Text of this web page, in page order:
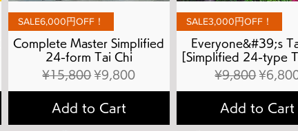
Quick View
SALE6,000円OFF！
Complete Master Simplified
24-form Tai Chi
Regular Price
¥15,800 Sale Price
¥9,800
Add to Cart
Quick View
SALE3,000円OFF！
Everyone&#39;s
[Simplified 24-type
Regular Price
¥9,800 Sale
Add to Cart